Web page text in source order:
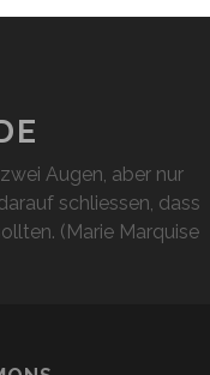
Augen, aber nur
schliessen, dass
(Marie Marquise